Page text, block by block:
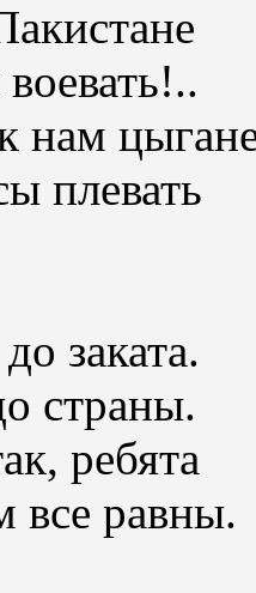
нам
плевать
заката.
страны.
ребята
все равны.